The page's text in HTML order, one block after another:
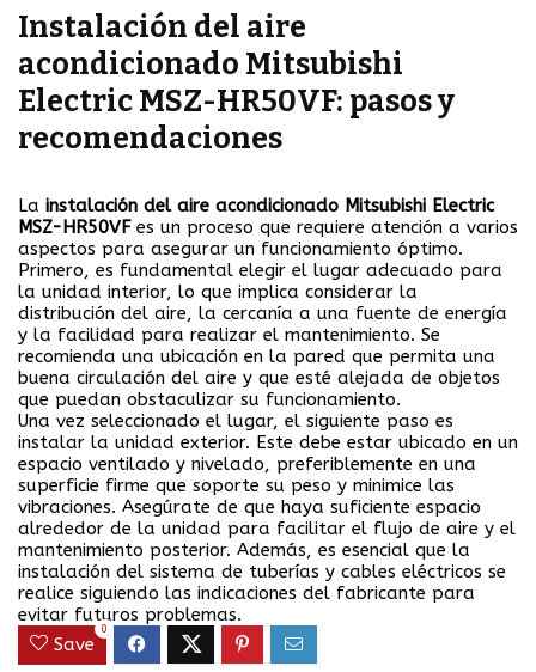
Instalación del aire
acondicionado Mitsubishi
Electric MSZ-HR50VF: pasos y
recomendaciones
La instalación del aire acondicionado Mitsubishi Electric
MSZ-HR50VFes un proceso que requiere atención a varios
aspectos para asegurar un funcionamiento óptimo.
Primero, es fundamental elegir el lugar adecuado para
la unidad interior, lo que implica considerar la
distribución del aire, la cercanía a una fuente de energía
y la facilidad para realizar el mantenimiento. Se
recomienda una ubicación en la pared que permita una
buena circulación del aire y que esté alejada de objetos
que puedan obstaculizar su funcionamiento.
Una vez seleccionado el lugar, el siguiente paso es
instalar la unidad exterior. Este debe estar ubicado en un
espacio ventilado y nivelado, preferiblemente en una
superficie firme que soporte su peso y minimice las
vibraciones. Asegúrate de que haya suficiente espacio
alrededor de la unidad para facilitar el flujo de aire y el
mantenimiento posterior. Además, es esencial que la
instalación del sistema de tuberías y cables eléctricos se
realice siguiendo las indicaciones del fabricante para
evitar futuros problemas.
Save
0